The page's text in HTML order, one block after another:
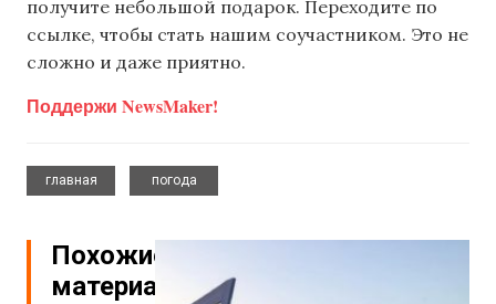
получите небольшой подарок. Переходите по
ссылке, чтобы стать нашим соучастником. Это не
сложно и даже приятно.
Поддержи NewsMaker!
главная
погода
Похожие
материалы